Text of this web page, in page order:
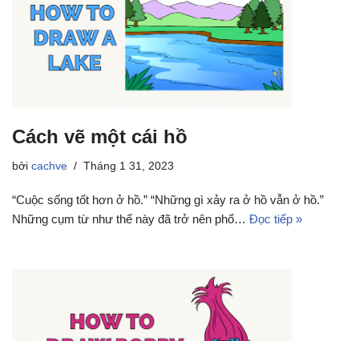
Cách vẽ một cái hồ
bởi cachve Tháng 1 31, 2023
“Cuộc sống tốt hơn ở hồ.” “Những gì xảy ra ở hồ vẫn ở hồ.”
Những cụm từ như thế này đã trở nên phổ… Đọc tiếp »